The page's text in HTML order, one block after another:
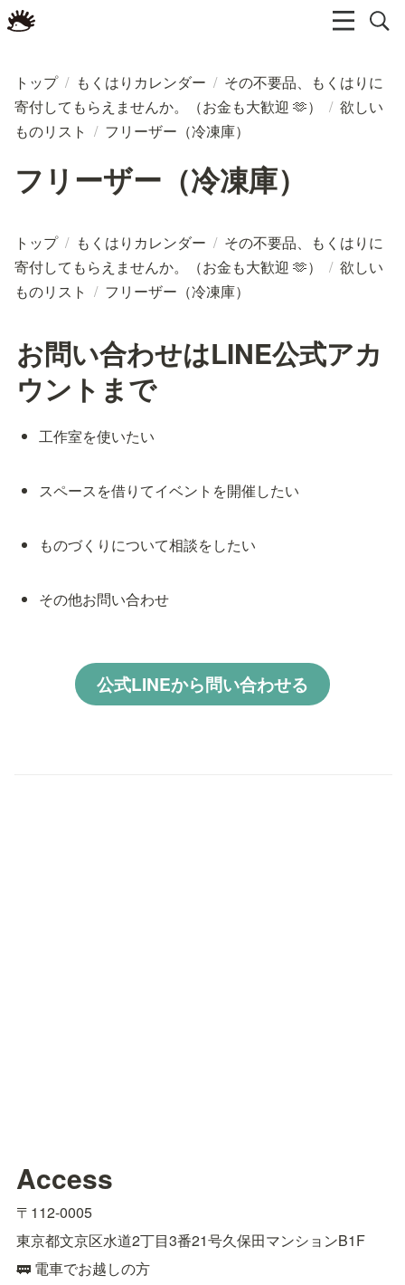
トップ / もくはりカレンダー / その不要品、もくはりに
寄付してもらえませんか。（お金も大歓迎 🫶）
/ 欲しい
ものリスト / フリーザー（冷凍庫）
フリーザー（冷凍庫）
トップ / もくはりカレンダー / その不要品、もくはりに
寄付してもらえませんか。（お金も大歓迎 🫶）
/ 欲しい
ものリスト / フリーザー（冷凍庫）
お問い合わせはLINE公式アカ
ウントまで
工作室を使いたい
スペースを借りてイベントを開催したい
ものづくりについて相談をしたい
その他お問い合わせ
公式LINEから問い合わせる
Access
〒112-0005
東京都文京区水道2丁目3番21号久保田マンションB1F
🚃 電車でお越しの方